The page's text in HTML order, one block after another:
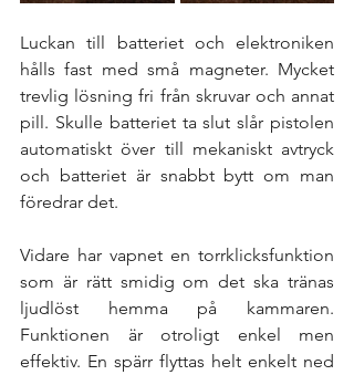
Luckan till batteriet och elektroniken
hålls fast med små magneter. Mycket
trevlig lösning fri från skruvar och annat
pill. Skulle batteriet ta slut slår pistolen
automatiskt över till mekaniskt avtryck
och batteriet är snabbt bytt om man
föredrar det.
Vidare har vapnet en torrklicksfunktion
som är rätt smidig om det ska tränas
ljudlöst hemma på kammaren.
Funktionen är otroligt enkel men
effektiv. En spärr flyttas helt enkelt ned